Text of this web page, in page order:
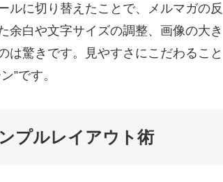
ルに切り替えたことで、メルマガの反
余白や文字サイズの調整、画像の大き
は驚きです。見やすさにこだわること
”です。
プルレイアウト術